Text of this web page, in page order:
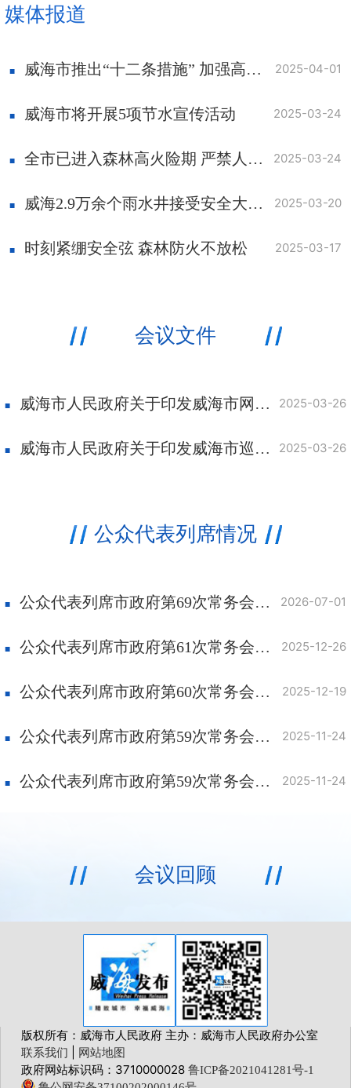
媒体报道
2025-04-01
威海市推出“十二条措施” 加强高技能人才队伍建设
2025-03-24
威海市将开展5项节水宣传活动
2025-03-24
全市已进入森林高火险期 严禁人员携带火种进山入林
2025-03-20
威海2.9万余个雨水井接受安全大排查
2025-03-17
时刻紧绷安全弦 森林防火不放松
会议文件
2025-03-26
威海市人民政府关于印发威海市网络预约出租汽车经营服务管理实施细则的通知
2025-03-26
威海市人民政府关于印发威海市巡游出租汽车经营服务管理办法的通知
公众代表列席情况
2026-07-01
公众代表列席市政府第69次常务会议意见发表及采纳情况
2025-12-26
公众代表列席市政府第61次常务会议意见发表及采纳情况
2025-12-19
公众代表列席市政府第60次常务会议意见发表及采纳情况
2025-11-24
公众代表列席市政府第59次常务会议（食品药品安全议题）意见发表及采纳情况
2025-11-24
公众代表列席市政府第59次常务会议（知识产权强市议题）意见发表及采纳情况
会议回顾
版权所有：威海市人民政府 主办：威海市人民政府办公室
联系我们 网站地图
政府网站标识码：3710000028 鲁ICP备2021041281号-1